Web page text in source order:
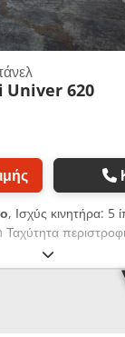
Univer 620
, Ισχύς κινητήρα: 5
πνευματικός
Υποστηρίγματα
Μέγιστο μήκος